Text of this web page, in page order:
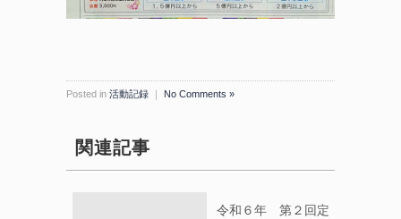
Posted in 活動記録 ｜ No Comments »
関連記事
令和６年 第２回定